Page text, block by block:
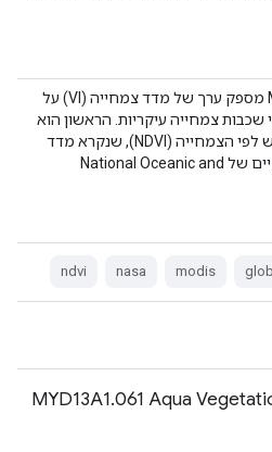
המוצר MOD13Q1 V6.1 מספק ערך של מדד צמחייה (VI) על
צמחייה עיקריות. הראשון הוא
מדד מנורמל של ההפרש לפי הצמחייה (NDVI), שנקרא מדד
הרציפות של המידע הקיים של National Oceanic and
modis
nasa
ndvi
MYD13A1.061 Aqua